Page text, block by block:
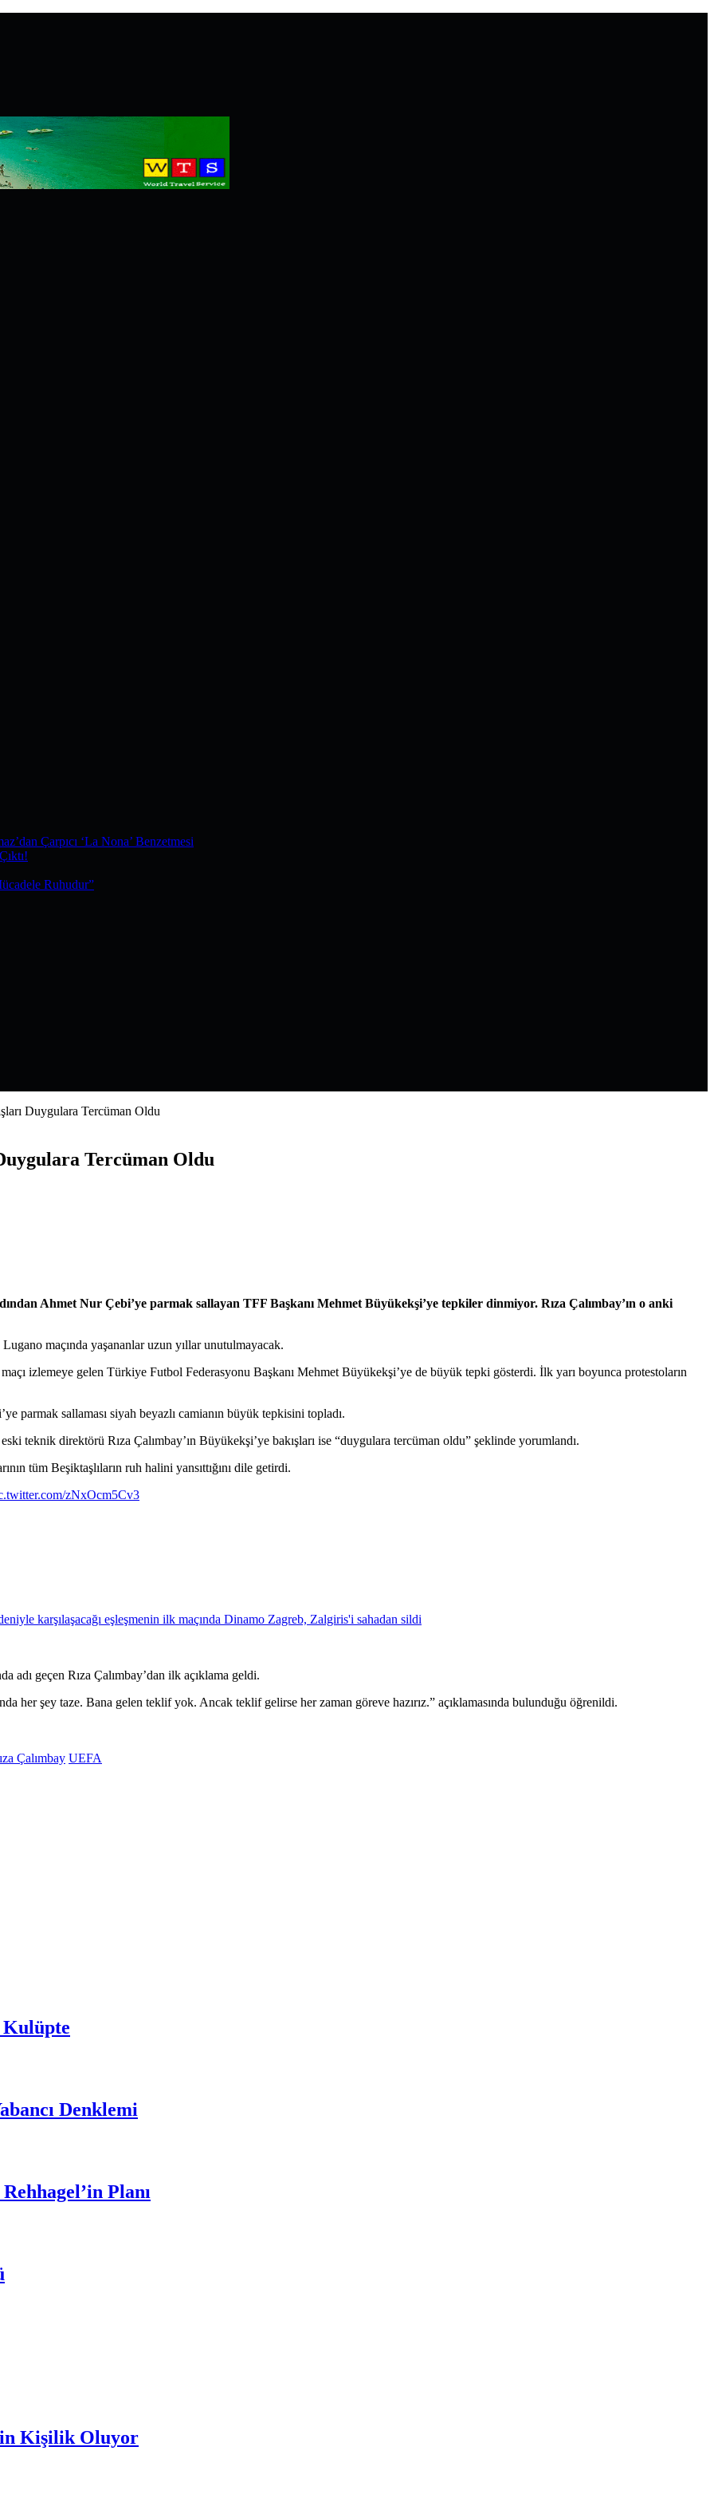
Çarpıcı ‘La Nona’ Benzetmesi
Ruhudur”
Duygulara Tercüman Oldu
Tercüman Oldu
Ahmet Nur Çebi’ye parmak sallayan TFF Başkanı Mehmet Büyükekşi’ye tepkiler dinmiyor. Rıza Çalımbay’ın o anki
maçında yaşananlar uzun yıllar unutulmayacak.
izlemeye gelen Türkiye Futbol Federasyonu Başkanı Mehmet Büyükekşi’ye de büyük tepki gösterdi. İlk yarı boyunca protestoların
parmak sallaması siyah beyazlı camianın büyük tepkisini topladı.
teknik direktörü Rıza Çalımbay’ın Büyükekşi’ye bakışları ise “duygulara tercüman oldu” şeklinde yorumlandı.
tüm Beşiktaşlıların ruh halini yansıttığını dile getirdi.
zNxOcm5Cv3
adı geçen Rıza Çalımbay’dan ilk açıklama geldi.
her şey taze. Bana gelen teklif yok. Ancak teklif gelirse her zaman göreve hazırız.” açıklamasında bulunduğu öğrenildi.
Çalımbay UEFA
Kulüpte
Denklemi
Planı
Kişilik Oluyor